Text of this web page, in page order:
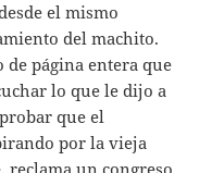
el mismo
del machito.
página entera que
lo que le dijo a
que el
por la vieja